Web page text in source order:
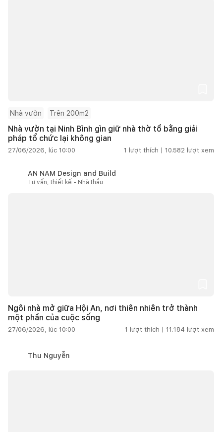
Nhà vườn Trên 200m2
Nhà vườn tại Ninh Bình gìn giữ nhà thờ tổ bằng giải
pháp tổ chức lại không gian
27/06/2026, lúc 10:00 1 lượt thích | 10.582 lượt xem
AN NAM Design and Build
Tư vấn, thiết kế - Nhà thầu
Ngôi nhà mở giữa Hội An, nơi thiên nhiên trở thành
một phần của cuộc sống
27/06/2026, lúc 10:00 1 lượt thích | 11.184 lượt xem
Thu Nguyễn